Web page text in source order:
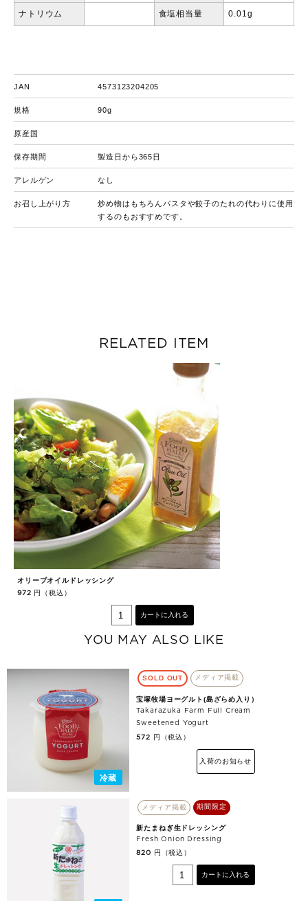
ナトリウム 食塩相当量 0.01g
JAN 4573123204205
規格 90g
原産国
保存期間 製造日から365日
アレルゲン なし
お召し上がり方
炒め物はもちろんパスタや餃子のたれの代わりに使用
するのもおすすめです。
RELATED ITEM
オリーブオイルドレッシング
972 円（税込）
カートに入れる
YOU MAY ALSO LIKE
冷蔵
SOLD OUT メディア掲載
宝塚牧場ヨーグルト(島ざらめ入り）
Takarazuka Farm Full Cream
Sweetened Yogurt
572 円（税込）
入荷のお知らせ
メディア掲載 期間限定
新たまねぎ生ドレッシング
Fresh Onion Dressing
820 円（税込）
カートに入れる